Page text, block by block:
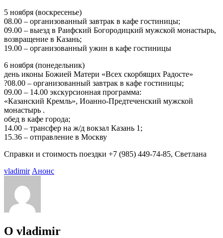
5 ноября (воскресенье)
08.00 – организованный завтрак в кафе гостиницы;
09.00 – выезд в Раифский Богородицкий мужской монастырь,
возвращение в Казань;
19.00 – организованный ужин в кафе гостиницы
6 ноября (понедельник)
день иконы Божией Матери «Всех скорбящих Радосте»
?08.00 – организованный завтрак в кафе гостиницы;
09.00 – 14.00 экскурсионная программа:
«Казанский Кремль», Иоанно-Предтеченский мужской
монастырь .
обед в кафе города;
14.00 – трансфер на ж/д вокзал Казань 1;
15.36 – отправление в Москву
Справки и стоимость поездки +7 (985) 449-74-85, Светлана
vladimir Анонс
О vladimir